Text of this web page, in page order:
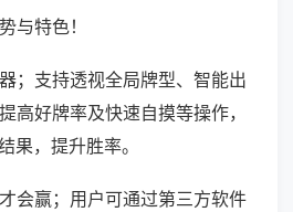
与特色！
；支持透视全局牌型、智能出
高好牌率及快速自摸等操作，
果，提升胜率。
会赢；用户可通过第三方软件